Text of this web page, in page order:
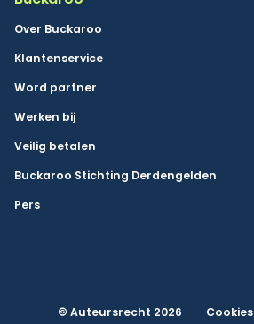
Over Buckaroo
Klantenservice
Word partner
Werken bij
Veilig betalen
Buckaroo Stichting Derdengelden
Pers
© Auteursrecht 2026 Cookies